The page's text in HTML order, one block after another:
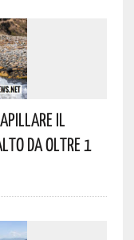
Il
Da Oltre 1